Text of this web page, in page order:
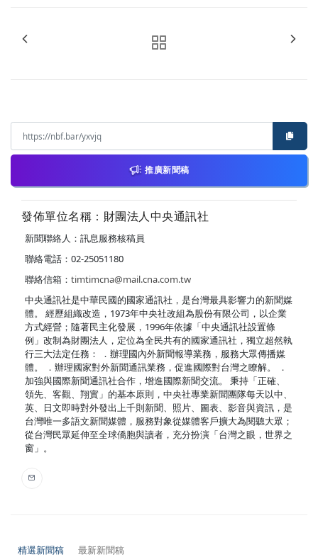
推廣新聞稿
發佈單位名稱：財團法人中央通訊社
新聞聯絡人：訊息服務核稿員
聯絡電話：02-25051180
聯絡信箱： timtimcna@mail.cna.com.tw
中央通訊社是中華民國的國家通訊社，是台灣最具影響力的新聞媒
體。 經歷組織改造，1973年中央社改組為股份有限公司，以企業
方式經營；隨著民主化發展，1996年依據「中央通訊社設置條
例」改制為財團法人，定位為全民共有的國家通訊社，獨立超然執
行三大法定任務： ．辦理國內外新聞報導業務，服務大眾傳播媒
體。 ．辦理國家對外新聞通訊業務，促進國際對台灣之瞭解。 ．
加強與國際新聞通訊社合作，增進國際新聞交流。 秉持「正確、
領先、客觀、翔實」的基本原則，中央社專業新聞團隊每天以中、
英、日文即時對外發出上千則新聞、照片、圖表、影音與資訊，是
台灣唯一多語文新聞媒體，服務對象從媒體客戶擴大為閱聽大眾；
從台灣民眾延伸至全球僑胞與讀者，充分扮演「台灣之眼，世界之
窗」。
精選新聞稿 最新新聞稿